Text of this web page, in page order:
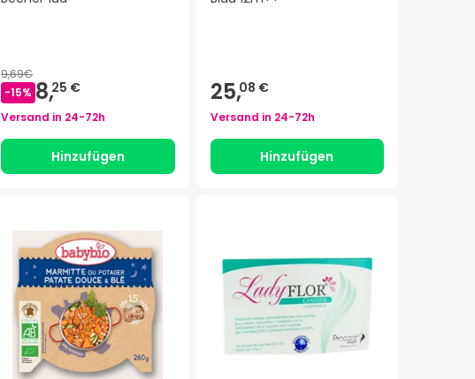
9,69€
-15% 8,25 €
Versand in 24-72h
Hinzufügen
25,08 €
Versand in 24-72h
Hinzufügen